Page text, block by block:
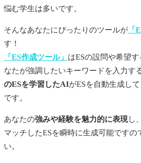
悩む学生は多いです。
そんなあなたにぴったりのツールが 「
す！
「ES作成ツール」 はESの設問や希望
なたが強調したいキーワードを入力す
のESを学習したAIがESを自動生成し
です。
あなたの強みや経験を魅力的に表現し
マッチしたESを瞬時に生成可能ですの
い。